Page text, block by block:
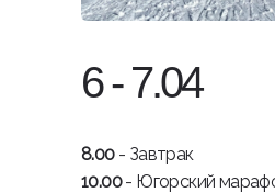
6 - 7.04
8.00- Завтрак
10.00- Югорский